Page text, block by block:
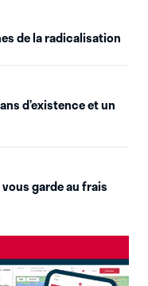
de la radicalisation
d’existence et un
garde au frais